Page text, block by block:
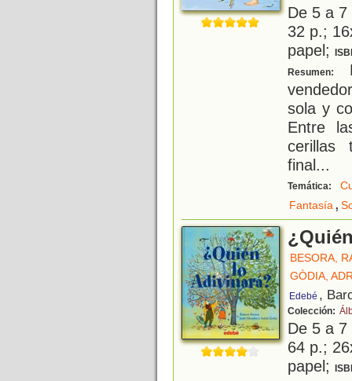
De 5 a
32 p.;
papel;
Resumen:
sola y
Entre
cerillas
final...
Temática:
Fantasía,
BESORA,
GÒDIA,
Edebé ,
Colección:
De 5 a
64 p.;
papel;